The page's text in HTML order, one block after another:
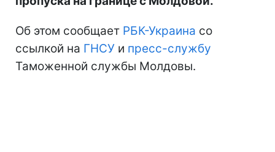
Об этом сообщает РБК-Украина со
ссылкой на ГНСУ и пресс-службу
Таможенной службы Молдовы.